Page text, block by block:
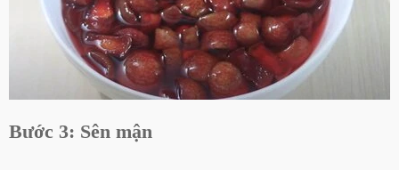
Bước 3: Sên mận